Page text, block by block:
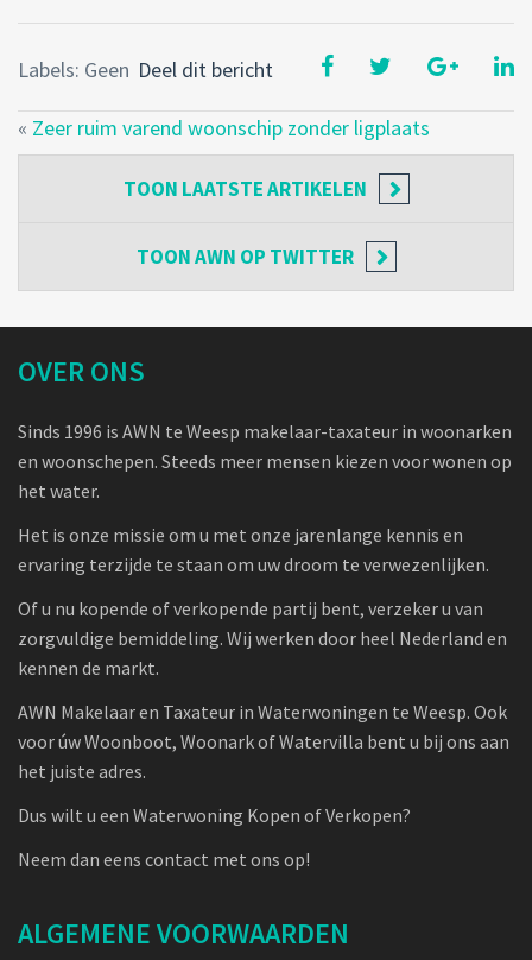
Deel dit bericht
Labels: Geen
« Zeer ruim varend woonschip zonder ligplaats
TOON LAATSTE ARTIKELEN
TOONAWN OP TWITTER
OVER ONS
Sinds 1996 is AWN te Weesp makelaar-taxateur in woonarken
en woonschepen. Steeds meer mensen kiezen voor wonen op
het water.
Het is onze missie om u met onze jarenlange kennis en
ervaring terzijde te staan om uw droom te verwezenlijken.
Of u nu kopende of verkopende partij bent, verzeker u van
zorgvuldige bemiddeling. Wij werken door heel Nederland en
kennen de markt.
AWN Makelaar en Taxateur in Waterwoningen te Weesp. Ook
voor úw Woonboot, Woonark of Watervilla bent u bij ons aan
het juiste adres.
Dus wilt u een Waterwoning Kopen of Verkopen?
Neem dan eens contact met ons op!
ALGEMENE VOORWAARDEN